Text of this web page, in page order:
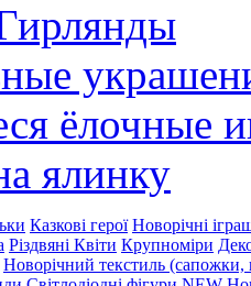
ёлочные
ялинку
Казкові герої Новорічні
Різдвяні Квіти Крупноміри
Новорічний текстиль (сапожки,